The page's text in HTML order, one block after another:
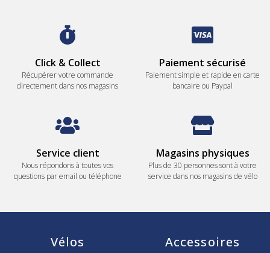
Click & Collect
Récupérer votre commande
directement dans nos magasins
Paiement sécurisé
Paiement simple et rapide en carte
bancaire ou Paypal
Service client
Nous répondons à toutes vos
questions par email ou téléphone
Magasins physiques
Plus de 30 personnes sont à votre
service dans nos magasins de vélo
Vélos Accessoires